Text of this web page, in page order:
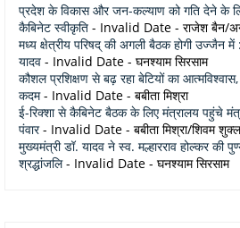
प्रदेश के विकास और जन-कल्याण को गति देने के
कैबिनेट स्वीकृति - Invalid Date - राजेश बैन/
मध्य क्षेत्रीय परिषद् की अगली बैठक होगी उज्जैन में
यादव - Invalid Date - घनश्याम सिरसाम
कौशल प्रशिक्षण से बढ़ रहा बेटियों का
कदम- Invalid Date - बबीता मिश्रा
ई-रिक्शा से कैबिनेट बैठक के लिए मंत्रालय पहुंचे
पंवार- Invalid Date - बबीता मिश्रा/शिवम शुक्ल
मुख्यमंत्री डॉ. यादव ने स्व. मल्हारराव होल्कर की
श्रद्धांजलि- Invalid Date - घनश्याम सिरसाम